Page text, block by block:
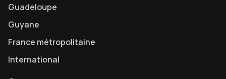
Guadeloupe
Guyane
France métropolitaine
International